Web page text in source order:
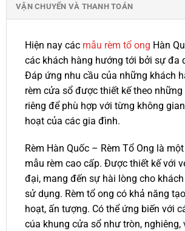
VẬN CHUYỂN VÀ THANH TOÁN
Hiện nay các mẫu rèm tổ ong Hàn
các khách hàng hướng tới bởi sự đa
Đáp ứng nhu cầu của những khách
rèm cửa sổ được thiết kế theo
riêng để phù hợp với từng không
hoạt của các gia đình.
Rèm Hàn Quốc – Rèm Tổ Ong là
mẫu rèm cao cấp. Được thiết kế với
đại, mang đến sự hài lòng cho
sử dụng. Rèm tổ ong có khả năng
hoạt, ấn tượng. Có thể ứng biến với
cúa khung cửa sổ như tròn, nghiêng,